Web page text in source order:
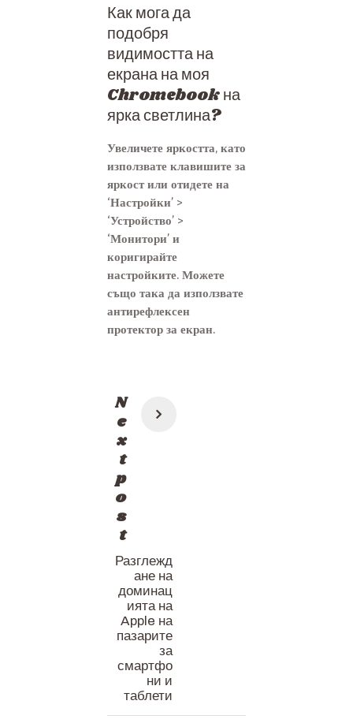
Как мога да
подобря
видимостта на
екрана на моя
Chromebook на
ярка светлина?
Увеличете яркостта, като
използвате клавишите за
яркост или отидете на
‘Настройки’ >
‘Устройство’ >
‘Монитори’ и
коригирайте
настройките. Можете
също така да използвате
антирефлексен
протектор за екран.
Post
navigation
N
e
x
t
p
o
s
t
Разглежд
ане на
доминац
ията на
Apple на
пазарите
за
смартфо
ни и
таблети